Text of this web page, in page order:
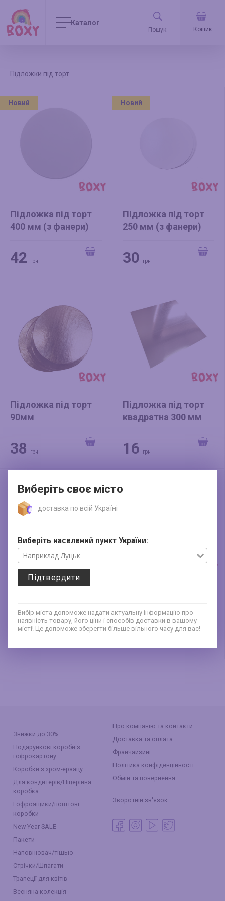
Виберіть своє місто
доставка по всій Україні
Виберіть населений пункт України:
Підтвердити
Вибір міста допоможе надати актуальну інформацію про
наявність товару, його ціни і способів доставки в вашому
місті! Це допоможе зберегти більше вільного часу для вас!
Каталог
Кошик
Підложки під торт
Новий
Підложка під торт
400 мм (з фанери)
42 грн
Новий
Підложка під торт
250 мм (з фанери)
30 грн
Підложка під торт
90мм
38 грн
Підложка під торт
квадратна 300 мм
16 грн
250мм
300мм
Знижки до 30%
Подарункові короби з
гофрокартону
Коробки з хром-ерзацу
Для кондитерів/Піцерійна
коробка
Гофроящики/поштові
коробки
New Year SALE
Пакети
Наповнювач/тішью
Стрічки/Шпагати
Трапеції для квітів
Весняна колекція
Про компанію та контакти
Доставка та оплата
Франчайзинг
Політика конфіденційності
Обмін та повернення
Зворотній зв'язок